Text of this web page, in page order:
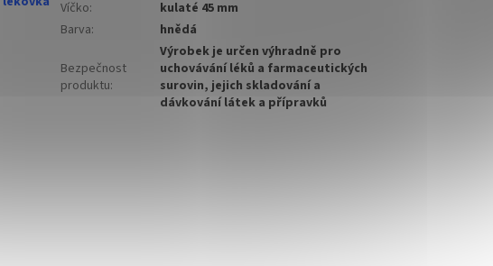
Víčko:
kulaté 45 mm
Barva: hnědá
Bezpečnost
produktu:
Výrobek je určen výhradně pro
uchovávání léků a farmaceutických
surovin, jejich skladování a
dávkování látek a přípravků